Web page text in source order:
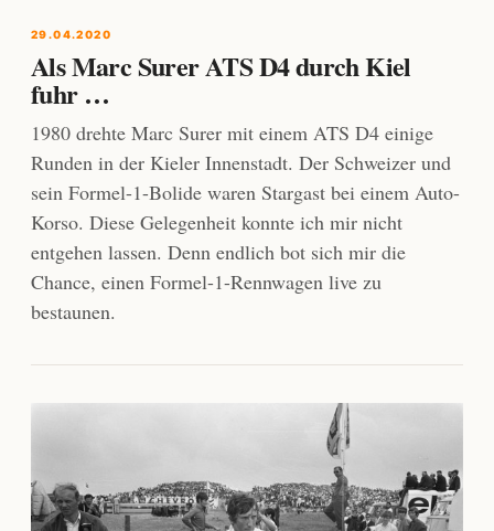
29.04.2020
Als Marc Surer ATS D4 durch Kiel
fuhr …
1980 drehte Marc Surer mit einem ATS D4 einige
Runden in der Kieler Innenstadt. Der Schweizer und
sein Formel-1-Bolide waren Stargast bei einem Auto-
Korso. Diese Gelegenheit konnte ich mir nicht
entgehen lassen. Denn endlich bot sich mir die
Chance, einen Formel-1-Rennwagen live zu
bestaunen.